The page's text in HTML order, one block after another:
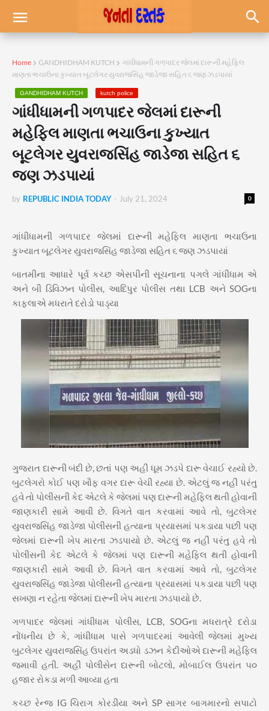
Home GANDHIDHAM KUTCH
ગાંધીધામની ગળપાદર જેલમાં દારૂની મહેફિલ
માણતા ભચાઉના કુખ્યાત બૂટલેગર યુવરાજસિંહ જાડેજા સહિત ૬ જણ ઝડપાયાં
GANDHIDHAM KUTCH kutch police
ગાંધીધામની ગળપાદર જેલમાં દારૂની
મહેફિલ માણતા ભચાઉના કુખ્યાત
બૂટલેગર યુવરાજસિંહ જાડેજા સહિત ૬
જણ ઝડપાયાં
by REPUBLIC INDIA TODAY 0
- July 21, 2024
ગાંધીધામની ગળપાદર જેલમાં દારૂની મહેફિલ માણતા ભચાઉના
કુખ્યાત બૂટલેગર યુવરાજસિંહ જાડેજા સહિત ૬ જણ ઝડપાયાં
બાતમીના આધારે પૂર્વ કચ્છ એસપીની સૂચનાના પગલે ગાંધીધામ એ
અને બી ડિવિઝન પોલીસ, આદિપુર પોલીસ તથા LCB અને SOGના
કાફલાએ મધરાતે દરોડો પાડ્યા
ગુજરાત દારૂની બંદી છે, છતાં પણ અહીં ધૂમ ઝડપે દારૂ વેચાઈ રહ્યો છે.
બુટલેગરો કોઈ પણ ખૌફ વગર દારૂ વેચી રહ્યા છે. એટલું જ નહીં પરંતુ
હવે તો પોલીસની કેદ એટલે કે જેલમાં પણ દારૂની મહેફિલ થતી હોવાની
જાણકારી સામે આવી છે. વિગતે વાત કરવામાં આવે તો, બુટલેગર
યુવરાજસિંહ જાડેજા પોલીસની હત્યાના પ્રયાસમાં પકડાયા પછી પણ
જેલમાં દારૂની ખેપ મારતા ઝડપાયો છે. એટલું જ નહીં પરંતુ હવે તો
પોલીસની કેદ એટલે કે જેલમાં પણ દારૂની મહેફિલ થતી હોવાની
જાણકારી સામે આવી છે. વિગતે વાત કરવામાં આવે તો, બુટલેગર
યુવરાજસિંહ જાડેજા પોલીસની હત્યાના પ્રયાસમાં પકડાયા પછી પણ
સખણા ન રહેતા જેલમાં દારૂની ખેપ મારતા ઝડપાયો છે.
ગળપાદર જેલમાં ગાંધીધામ પોલીસ, LCB, SOGના મધરાત્રે દરોડા
નોંધનીય છે કે, ગાંધીધામ પાસે ગળપાદરમાં આવેલી જેલમાં મુખ્ય
બુટલેગર યુવરાજસિંહ ઉપરાંત અડધો ડઝન કેદીઓએ દારૂની મહેફિલ
જમાવી હતી. અહીં પોલીસેન દારૂની બોટલો, મોબાઈલ ઉપરાંત ૫૦
હજાર રોકડા મળી આવ્યા હતા
કચ્છ રેન્જ IG ચિરાગ કોરડીયા અને SP સાગર બાગમારનો સપાટો